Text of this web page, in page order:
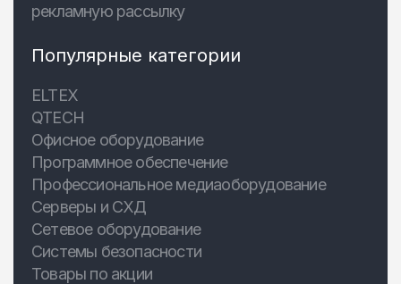
рекламную рассылку
Популярные категории
ELTEX
QTECH
Офисное оборудование
Программное обеспечение
Профессиональное медиаоборудование
Серверы и СХД
Сетевое оборудование
Системы безопасности
Товары по акции